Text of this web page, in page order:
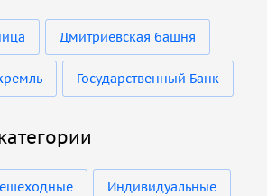
Дмитриевская башня
Государственный Банк
Индивидуальные